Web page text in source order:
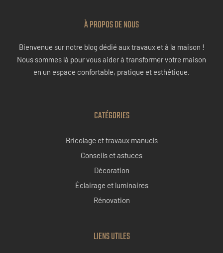
À PROPOS DE NOUS
Bienvenue sur notre blog dédié aux travaux et à la maison !
Nous sommes là pour vous aider à transformer votre maison
en un espace confortable, pratique et esthétique.
CATÉGORIES
Bricolage et travaux manuels
Conseils et astuces
Décoration
Éclairage et luminaires
Rénovation
LIENS UTILES